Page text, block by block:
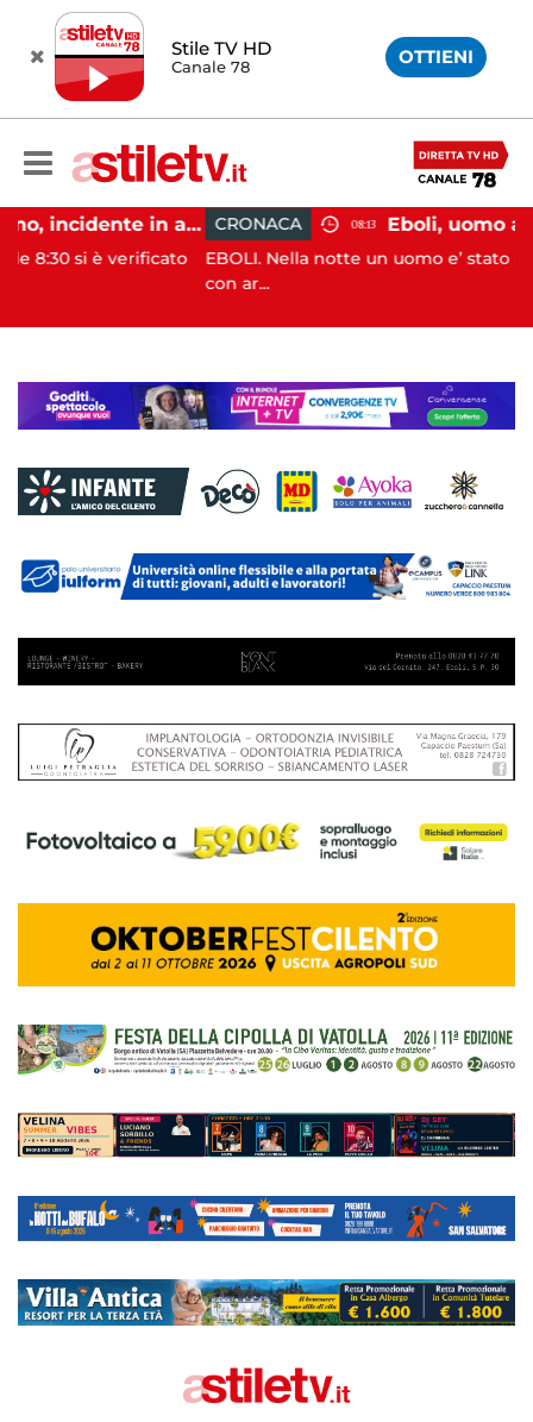
Stile TV HD
Canale 78 OTTIENI
Pontecagnano, incidente in autostrada: 5 giovani feriti
verificato
CRONACA 08:13
EBOLI. Nella notte un uomo e’ stato aggredito e